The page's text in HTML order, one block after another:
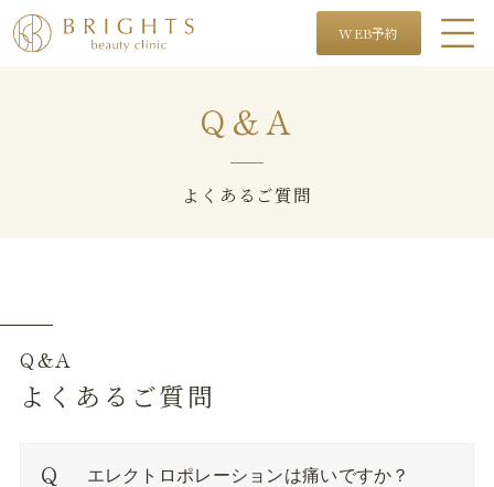
WEB予約
Q＆A
よくあるご質問
Q&A
よくあるご質問
エレクトロポレーションは痛いですか？